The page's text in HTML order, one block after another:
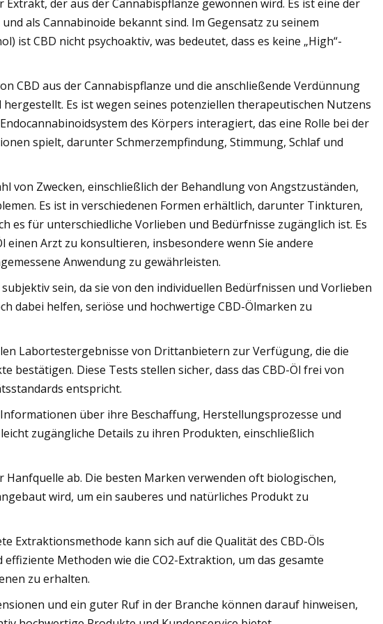
der aus der Cannabispflanze gewonnen wird. Es ist eine der
als Cannabinoide bekannt sind. Im Gegensatz zu seinem
ist CBD nicht psychoaktiv, was bedeutet, dass es keine „High“-
CBD aus der Cannabispflanze und die anschließende Verdünnung
Es ist wegen seines potenziellen therapeutischen Nutzens
des Körpers interagiert, das eine Rolle bei der
spielt, darunter Schmerzempfindung, Stimmung, Schlaf und
von Zwecken, einschließlich der Behandlung von Angstzuständen,
Es ist in verschiedenen Formen erhältlich, darunter Tinkturen,
es für unterschiedliche Vorlieben und Bedürfnisse zugänglich ist. Es
einen Arzt zu konsultieren, insbesondere wenn Sie andere
Anwendung zu gewährleisten.
sein, da sie von den individuellen Bedürfnissen und Vorlieben
dabei helfen, seriöse und hochwertige CBD-Ölmarken zu
Labortestergebnisse von Drittanbietern zur Verfügung, die die
bestätigen. Diese Tests stellen sicher, dass das CBD-Öl frei von
entspricht.
über ihre Beschaffung, Herstellungsprozesse und
zugängliche Details zu ihren Produkten, einschließlich
Hanfquelle ab. Die besten Marken verwenden oft biologischen,
wird, um ein sauberes und natürliches Produkt zu
Extraktionsmethode kann sich auf die Qualität des CBD-Öls
Methoden wie die CO2-Extraktion, um das gesamte
zu erhalten.
und ein guter Ruf in der Branche können darauf hinweisen,